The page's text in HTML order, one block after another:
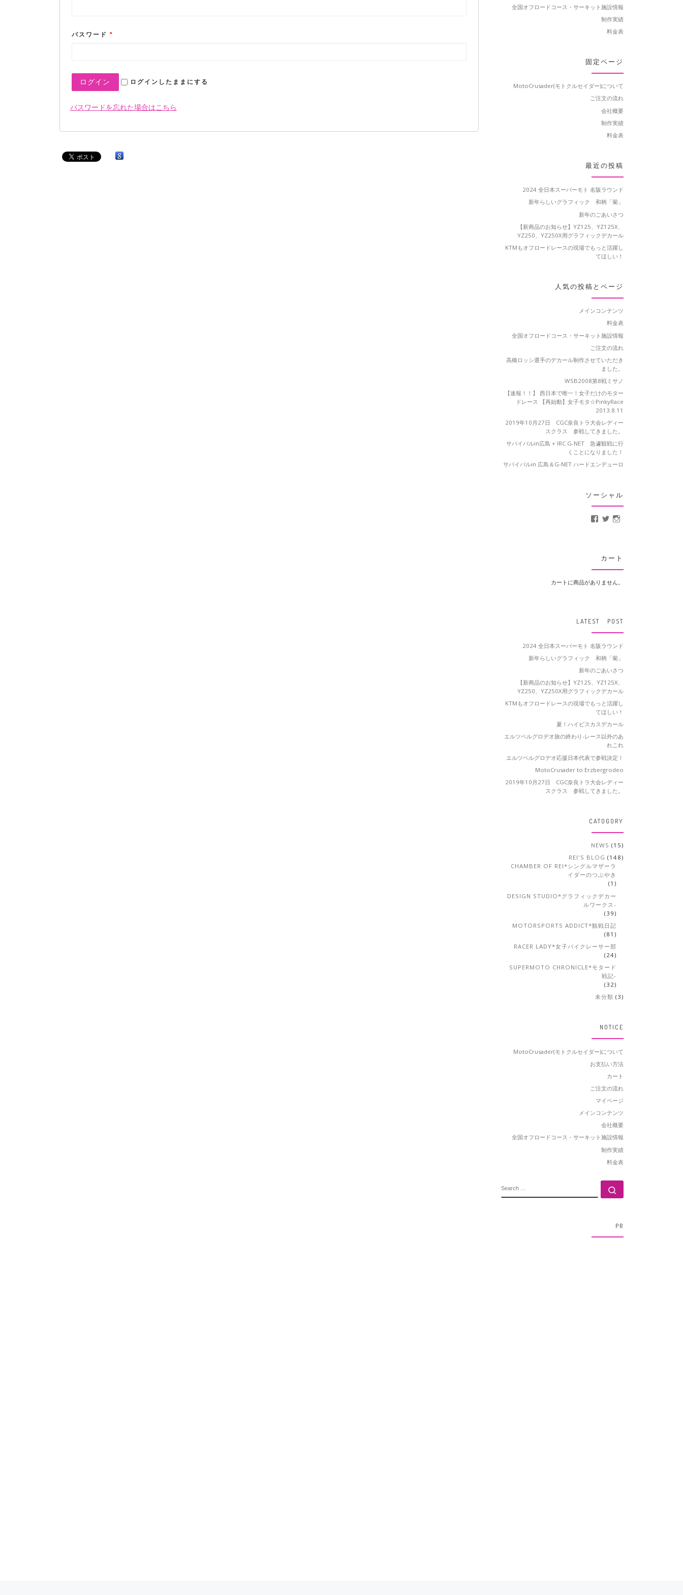
パスワード *
ログイン ログインしたままにする
パスワードを忘れた場合はこちら
全国オフロードコース・サーキット施設情報
制作実績
料金表
固定ページ
MotoCrusader(モトクルセイダー)について
ご注文の流れ
会社概要
制作実績
料金表
最近の投稿
2024 全日本スーパーモト 名阪ラウンド
新年らしいグラフィック 和柄「菊」
新年のごあいさつ
【新商品のお知らせ】YZ125、YZ125X、
YZ250、YZ250X用グラフィックデカール
KTMもオフロードレースの現場でもっと活躍し
てほしい！
人気の投稿とページ
メインコンテンツ
料金表
全国オフロードコース・サーキット施設情報
ご注文の流れ
高橋ロッシ選手のデカール制作させていただき
ました。
WSB2008第8戦ミサノ
【速報！！】 西日本で唯一！女子だけのモター
ドレース 【再始動】女子モタ☆PinkyRace
2013.8.11
2019年10月27日 CGC奈良トラ大会レディー
スクラス 参戦してきました。
サバイバルin広島 + IRC G-NET 急遽観戦に行
くことになりました！
サバイバルin 広島＆G-NET ハードエンデューロ
ソーシャル
MotoCrusader さんのプ
@MotoCrusader さ
カート
カートに商品がありません。
LATEST POST
2024 全日本スーパーモト 名阪ラウンド
新年らしいグラフィック 和柄「菊」
新年のごあいさつ
【新商品のお知らせ】YZ125、YZ125X、
YZ250、YZ250X用グラフィックデカール
KTMもオフロードレースの現場でもっと活躍し
てほしい！
夏！ハイビスカスデカール
エルツベルグロデオ旅の終わり-レース以外のあ
れこれ
エルツベルグロデオ応援日本代表で参戦決定！
MotoCrusader to Erzbergrodeo
2019年10月27日 CGC奈良トラ大会レディー
スクラス 参戦してきました。
CATOGORY
NEWS (15)
REI'S BLOG (148)
CHAMBER OF REI*シングルマザーラ
イダーのつぶやき
(1)
DESIGN STUDIO*グラフィックデカー
ルワークス-
(39)
MOTORSPORTS ADDICT*観戦日記
(81)
RACER LADY*女子バイクレーサー部
(24)
SUPERMOTO CHRONICLE*モタード
戦記-
(32)
未分類 (3)
NOTICE
MotoCrusader(モトクルセイダー)について
お支払い方法
カート
ご注文の流れ
マイページ
メインコンテンツ
会社概要
全国オフロードコース・サーキット施設情報
制作実績
料金表
PR